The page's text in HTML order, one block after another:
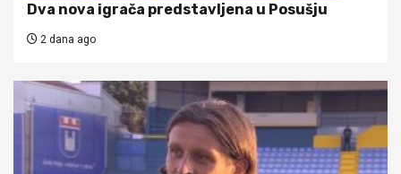
Dva nova igrača predstavljena u Posušju
2 dana ago